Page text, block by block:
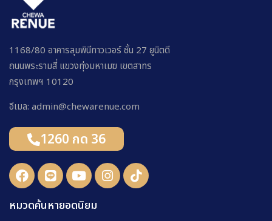
1168/80 อาคารลุมพินีทาวเวอร์ ชั้น 27 ยูนิตดี
ถนนพระรามสี่ แขวงทุ่งมหาเมฆ เขตสาทร
กรุงเทพฯ 10120
อีเมล: admin@chewarenue.com
1260 กด 36
หมวดค้นหายอดนิยม